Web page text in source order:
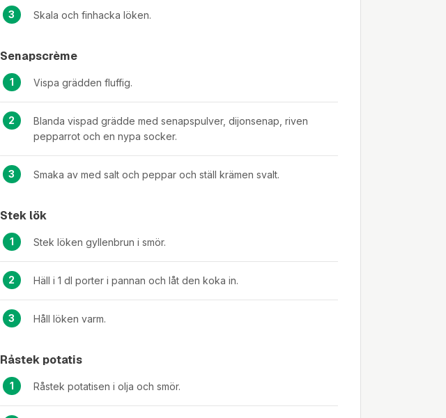
Skala och finhacka löken.
Senapscrème
Vispa grädden fluffig.
Blanda vispad grädde med senapspulver, dijonsenap, riven
pepparrot och en nypa socker.
Smaka av med salt och peppar och ställ krämen svalt.
Stek lök
Stek löken gyllenbrun i smör.
Häll i 1 dl porter i pannan och låt den koka in.
Håll löken varm.
Råstek potatis
Råstek potatisen i olja och smör.